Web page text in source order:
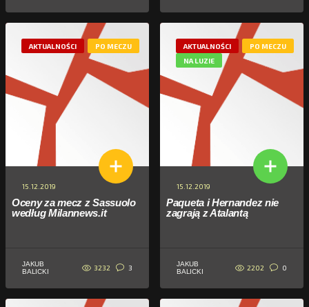
AKTUALNOŚCI PO MECZU
15.12.2019
Oceny za mecz z Sassuolo
według Milannews.it
JAKUB
BALICKI
3232 3
AKTUALNOŚCI
PO MECZU
NA LUZIE
15.12.2019
Paqueta i Hernandez nie
zagrają z Atalantą
JAKUB
BALICKI
2202 0